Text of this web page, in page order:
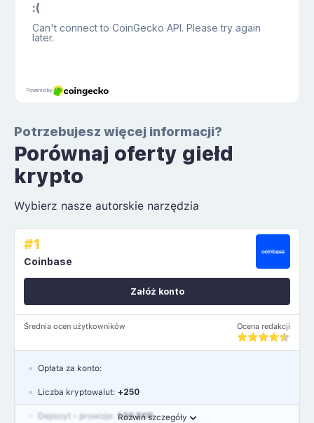
Potrzebujesz więcej informacji?
Porównaj oferty giełd
krypto
Wybierz nasze autorskie narzędzia
#1
Coinbase
Średnia ocen użytkowników Ocena redakcji
Załóż konto
Rozwiń szczegóły
Opłata za konto:
Liczba kryptowalut: +250
Depozyt - prowizja: 1.99 EUR